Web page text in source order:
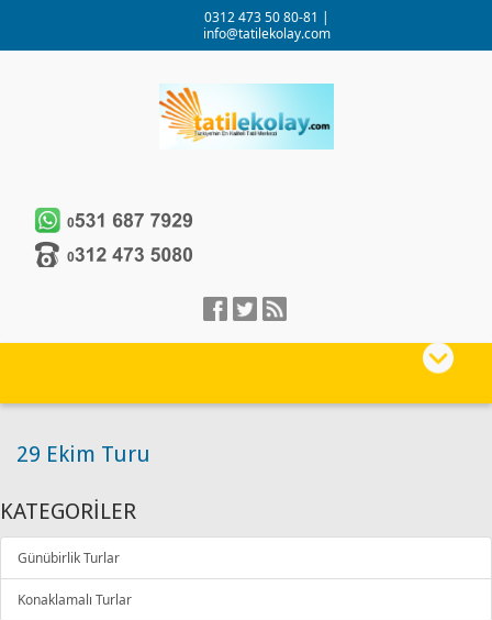
0312 473 50 80-81 |
info@tatilekolay.com
29 Ekim Turu
KATEGORİLER
Günübirlik Turlar
Konaklamalı Turlar